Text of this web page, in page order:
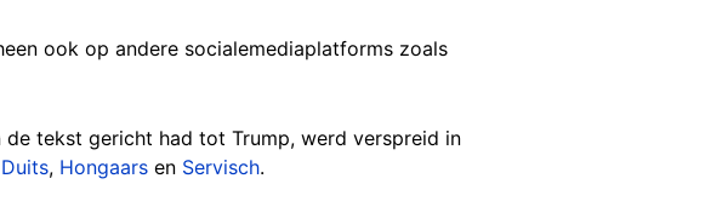
ook op andere socialemediaplatforms zoals
tekst gericht had tot Trump, werd verspreid in
Duits, Hongaars en Servisch.